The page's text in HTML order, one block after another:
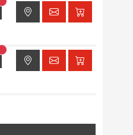
Brak dostępu do lokalizacji
Brak dostępu do lokalizacji